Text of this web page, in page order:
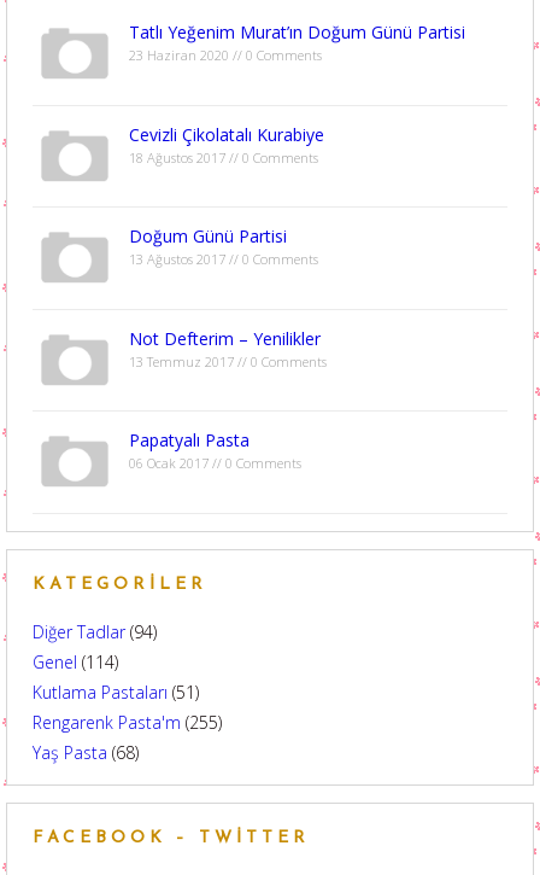
Tatlı Yeğenim Murat’ın Doğum Günü Partisi
23 Haziran 2020 // 0 Comments
Cevizli Çikolatalı Kurabiye
18 Ağustos 2017 // 0 Comments
Doğum Günü Partisi
13 Ağustos 2017 // 0 Comments
Not Defterim – Yenilikler
13 Temmuz 2017 // 0 Comments
Papatyalı Pasta
06 Ocak 2017 // 0 Comments
KATEGORILER
Diğer Tadlar(94)
Genel (114)
Kutlama Pastaları (51)
Rengarenk Pasta'm (255)
Yaş Pasta (68)
FACEBOOK – TWITTER